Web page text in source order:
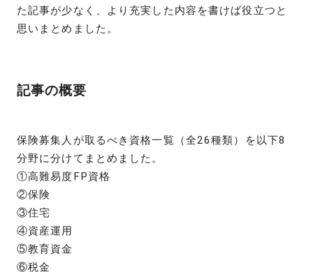
た記事が少なく、より充実した内容を書けば役立つと
思いまとめました。
記事の概要
保険募集人が取るべき資格一覧（全26種類）を以下8
分野に分けてまとめました。
①高難易度FP資格
②保険
③住宅
④資産運用
⑤教育資金
⑥税金